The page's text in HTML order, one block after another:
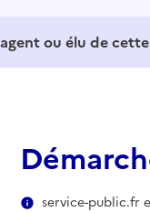
ou élu de
service-public.fr